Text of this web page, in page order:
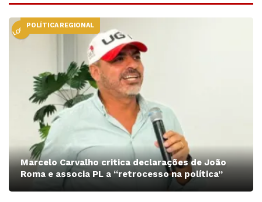
LOCALPOLÍTICA REGIONAL
Marcelo Carvalho critica declarações de João
Roma e associa PL a “retrocesso na política”